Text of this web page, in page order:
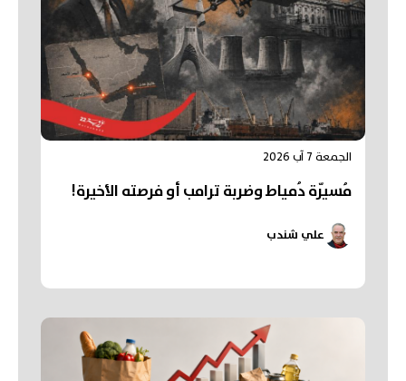
الجمعة 7 آب 2026
مُسيّرة دُمياط وضربة ترامب أو فرصته الأخيرة!
علي شندب